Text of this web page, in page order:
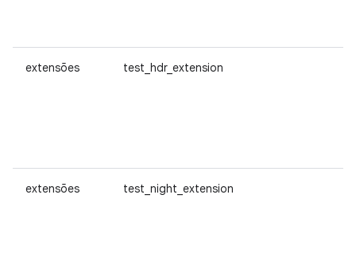
extensões test_hdr_extension
extensões test_night_extension